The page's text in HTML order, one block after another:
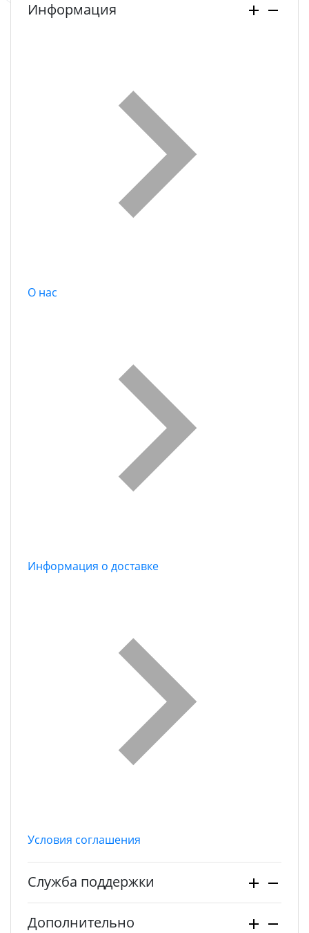
Информация
О нас
Информация о доставке
Условия соглашения
Служба поддержки
Дополнительно